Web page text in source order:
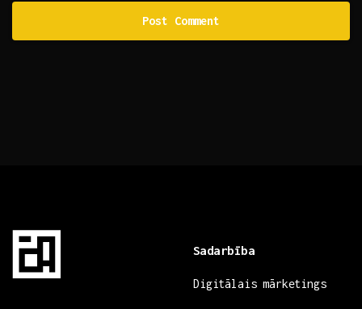
Sadarbība
Digitālais mārketings